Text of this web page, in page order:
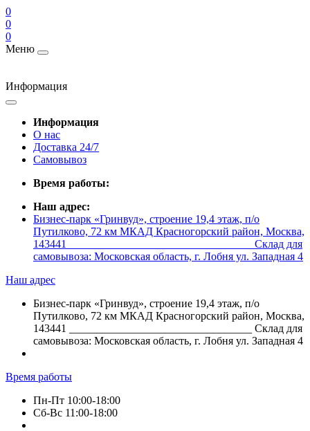
0
0
0
Меню
Информация
Информация
О нас
Доставка 24/7
Самовывоз
Время работы:
Наш адрес:
Бизнес-парк «Гринвуд», строение 19,4 этаж, п/о
Путилково, 72 км МКАД Красногорский район, Москва,
143441 _________________________________ Склад для
самовывоза: Московская область, г. Лобня ул. Западная 4
Наш адрес
Бизнес-парк «Гринвуд», строение 19,4 этаж, п/о
Путилково, 72 км МКАД Красногорский район, Москва,
143441 _________________________________ Склад для
самовывоза: Московская область, г. Лобня ул. Западная 4
Время работы
Пн-Пт 10:00-18:00
Сб-Вс 11:00-18:00